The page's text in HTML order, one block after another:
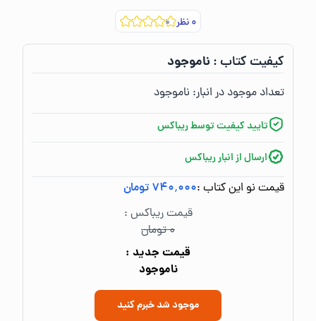
۰نظر
کیفیت کتاب :‌ ناموجود
تعداد موجود در انبار:‌ ناموجود
تایید کیفیت توسط ریباکس
ارسال از انبار ریباکس
قیمت نو این کتاب :۷۴۰٬۰۰۰ تومان
قیمت ریباکس :
۰ تومان
قیمت جدید :
ناموجود
موجود شد خبرم کنید